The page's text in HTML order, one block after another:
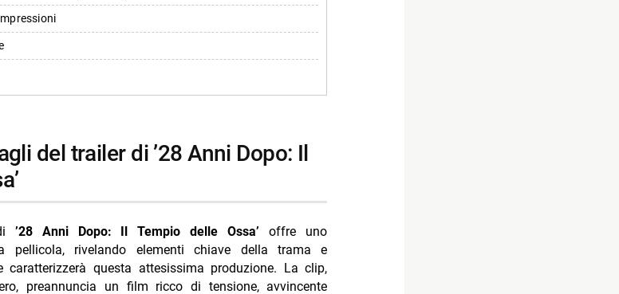
nel progetto
su Prime Video
Hart dal 24 luglio
francese su Netflix: trama e perché vale la pena vederlo
’28 Anni Dopo: Il Tempio delle Ossa’ offre uno
pellicola, rivelando elementi chiave della trama e
caratterizzerà questa attesissima produzione. La clip,
preannuncia un film ricco di tensione, avvincente